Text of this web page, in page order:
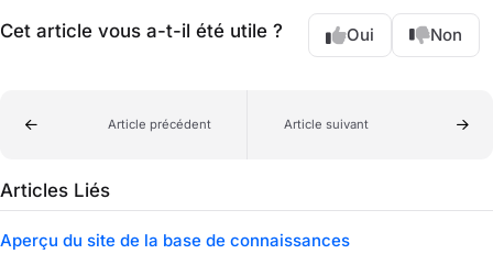
Cet article vous a-t-il été utile ? Oui Non
Article précédent Article suivant
Articles Liés
Aperçu du site de la base de connaissances